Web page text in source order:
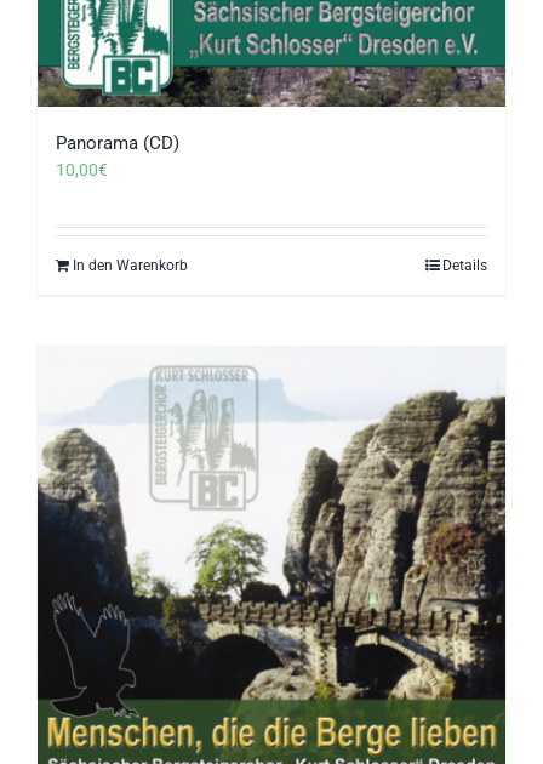
Panorama (CD)
10,00€
In den Warenkorb Details